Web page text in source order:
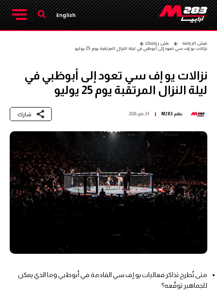
English
عيش الرياضة
عش رياضتك
نزالات يو إف سي تعود إلى أبوظبي في ليلة النزال المرتقبة يوم 25 يوليو
نزالات يو إف سي تعود إلى أبوظبي في
ليلة النزال المرتقبة يوم 25 يوليو
بقلم M283 24 مايو 2026 شارك
متى تُطرح تذاكر فعاليات يو إف سي القادمة في أبوظبي وما الذي يمكن
للجماهير توقّعه؟